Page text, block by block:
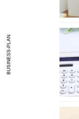
BUSINESS-PLAN